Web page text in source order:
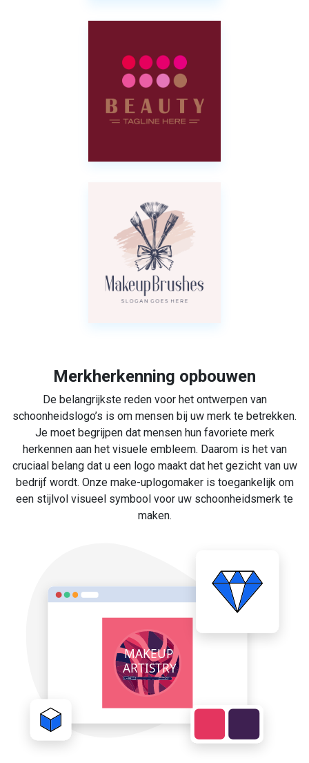
Merkherkenning opbouwen
De belangrijkste reden voor het ontwerpen van
schoonheidslogo’s is om mensen bij uw merk te betrekken.
Je moet begrijpen dat mensen hun favoriete merk
herkennen aan het visuele embleem. Daarom is het van
cruciaal belang dat u een logo maakt dat het gezicht van uw
bedrijf wordt. Onze make-uplogomaker is toegankelijk om
een stijlvol visueel symbool voor uw schoonheidsmerk te
maken.